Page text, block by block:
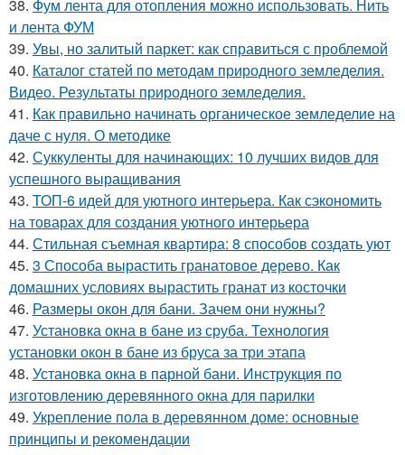
38. Фум лента для отопления можно использовать. Нить
и лента ФУМ
39. Увы, но залитый паркет: как справиться с проблемой
40. Каталог статей по методам природного земледелия.
Видео. Результаты природного земледелия.
41. Как правильно начинать органическое земледелие на
даче с нуля. О методике
42. Суккуленты для начинающих: 10 лучших видов для
успешного выращивания
43. ТОП-6 идей для уютного интерьера. Как сэкономить
на товарах для создания уютного интерьера
44. Стильная съемная квартира: 8 способов создать уют
45. 3 Способа вырастить гранатовое дерево. Как
домашних условиях вырастить гранат из косточки
46. Размеры окон для бани. Зачем они нужны?
47. Установка окна в бане из сруба. Технология
установки окон в бане из бруса за три этапа
48. Установка окна в парной бани. Инструкция по
изготовлению деревянного окна для парилки
49. Укрепление пола в деревянном доме: основные
принципы и рекомендации